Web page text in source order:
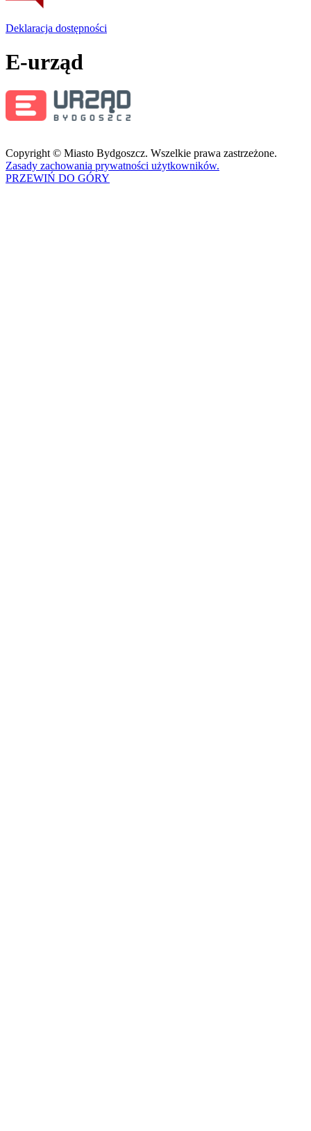
Deklaracja dostępności
E-urząd
Copyright © Miasto Bydgoszcz. Wszelkie prawa zastrzeżone.
Zasady zachowania prywatności użytkowników.
PRZEWIŃ DO GÓRY